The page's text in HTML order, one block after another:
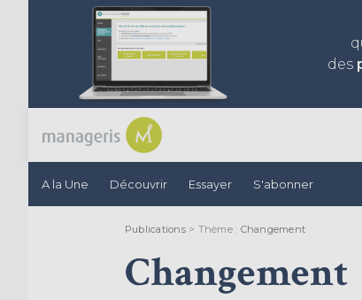
des
A la Une Découvrir Essayer S'abonner
Publications> Thème : Changement
Changement